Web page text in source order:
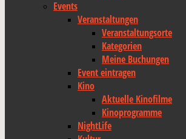
Events
Veranstaltungen
Veranstaltungsorte
Kategorien
Meine Buchungen
Event eintragen
Kino
Aktuelle Kinofilme
Kinoprogramme
NightLife